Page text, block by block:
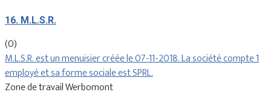
16. M.L.S.R.
(0)
M.L.S.R. est un menuisier créée le 07-11-2018. La société compte 1
employé et sa forme sociale est SPRL.
Zone de travail Werbomont